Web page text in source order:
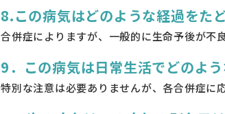
8.この病気はどのような経過をた
合併症によりますが、一般的に生命予後が不
9．この病気は日常生活でどのよ
特別な注意は必要ありませんが、各合併症に